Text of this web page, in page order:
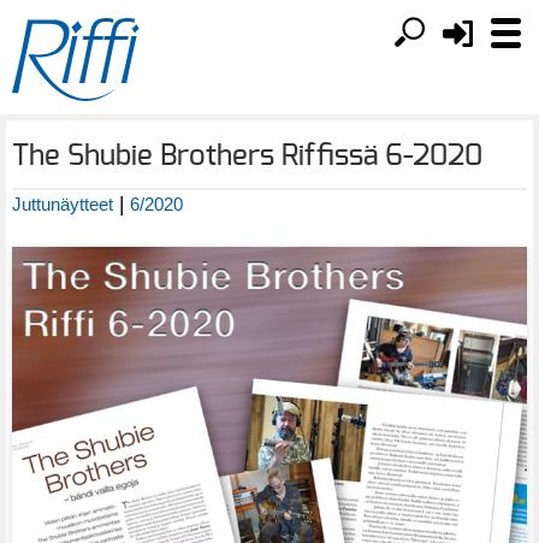
The Shubie Brothers Riffissä 6-2020
Juttunäytteet | 6/2020